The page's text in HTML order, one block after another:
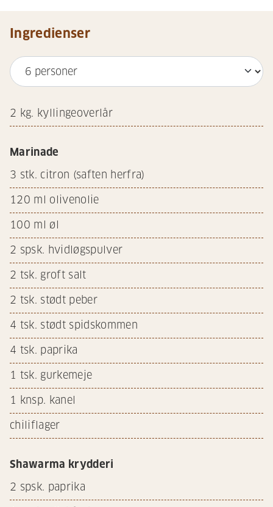
Ingredienser
2 kg. kyllingeoverlår
Marinade
3 stk. citron (saften herfra)
120 ml olivenolie
100 ml øl
2 spsk. hvidløgspulver
2 tsk. groft salt
2 tsk. stødt peber
4 tsk. stødt spidskommen
4 tsk. paprika
1 tsk. gurkemeje
1 knsp. kanel
chiliflager
Shawarma krydderi
2 spsk. paprika